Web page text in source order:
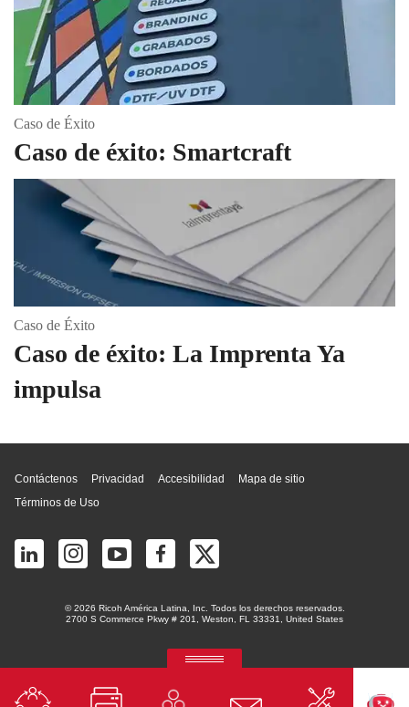
Caso de Éxito
Caso de éxito: Smartcraft
Caso de Éxito
Caso de éxito: La Imprenta Ya
impulsa
La plataforma predictiva de aprobación de crédito con IA
Contáctenos Privacidad Accesibilidad
Mapa de sitio
Términos de Uso
© 2026 Ricoh América Latina, Inc. Todos los derechos reservados.
2700 S Commerce Pkwy # 201, Weston, FL 33331, United States